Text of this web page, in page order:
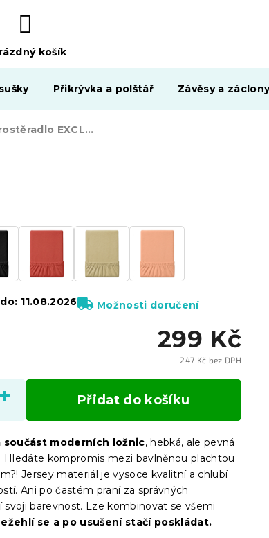
košík
Přikrývka a polštář Závěsy a
Jersey prostěradlo EXCLUSIVE béžové 160 x 200 cm
299 Kč
247 Kč bez DPH
cena:
11.08.2026 Možnosti doručení
Přidat do košíku
moderních ložnic, hebká, ale pevná
Hledáte kompromis mezi bavlněnou plachtou
Jersey materiál je vysoce kvalitní a chlubí
Ani po častém praní za správných
barevnost. Lze kombinovat se všemi
se a po usušení stačí poskládat.